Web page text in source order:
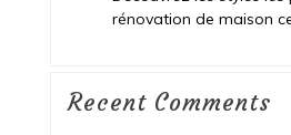
rénovation de maison
Recent Comments